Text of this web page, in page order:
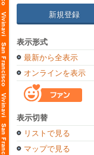
新規登録
表示形式
最新から全表示
オンラインを表示
表示切替
リストで見る
マップで見る